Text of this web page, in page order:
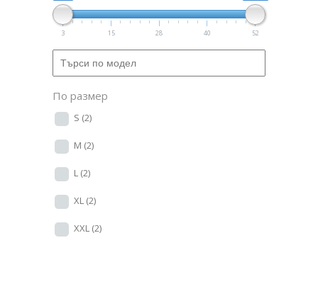
3 15 28 40 52
По размер
S (2)
M (2)
L (2)
XL (2)
XXL (2)